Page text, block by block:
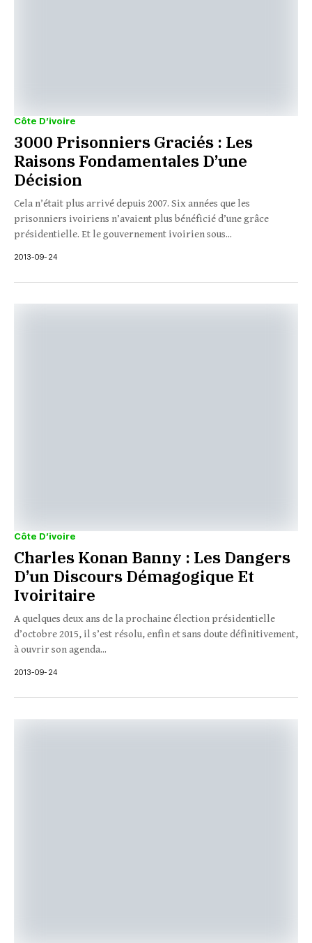
Côte D’ivoire
3000 Prisonniers Graciés : Les
Raisons Fondamentales D’une
Décision
Cela n’était plus arrivé depuis 2007. Six années que les
prisonniers ivoiriens n’avaient plus bénéficié d’une grâce
présidentielle. Et le gouvernement ivoirien sous...
2013-09-24
Côte D’ivoire
Charles Konan Banny : Les Dangers
D’un Discours Démagogique Et
Ivoiritaire
A quelques deux ans de la prochaine élection présidentielle
d’octobre 2015, il s’est résolu, enfin et sans doute définitivement,
à ouvrir son agenda...
2013-09-24